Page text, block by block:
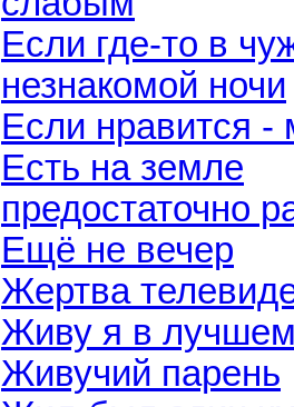
Если где-то в
незнакомой ночи
Если нравится -
Есть на земле
предостаточно
Ещё не вечер
Жертва
Живу я в
Живучий парень